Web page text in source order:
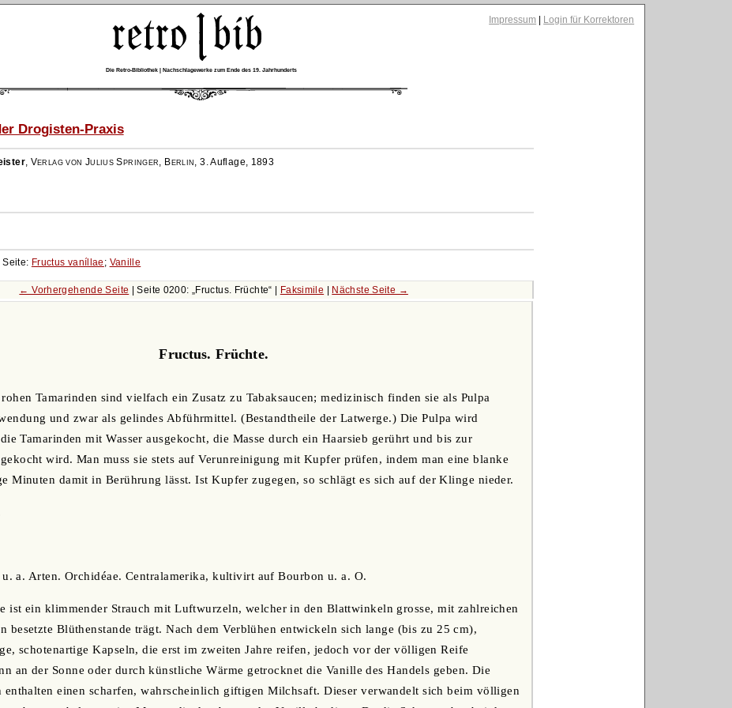
Impressum Login für Korrektoren
Die Retro-Bibliothek | Nachschlagewerke zum Ende des 19. Jahrhunderts
Drogisten-Praxis
, Verlag von Julius Springer, Berlin,3. Auflage, 1893
Seite: Fructus vaníllae ; Vanille
← Vorhergehende Seite | Seite 0200: Fructus. Früchte Faksimile Nächste Seite →
Fructus. Früchte.
Tamarinden sind vielfach ein Zusatz zu Tabaksaucen; medizinisch finden sie als Pulpa
und zwar als gelindes Abführmittel. (Bestandtheile der Latwerge.) Die Pulpa wird
Tamarinden mit Wasser ausgekocht, die Masse durch ein Haarsieb gerührt und bis zur
wird. Man muss sie stets auf Verunreinigung mit Kupfer prüfen, indem man eine blanke
Minuten damit in Berührung lässt. Ist Kupfer zugegen, so schlägt es sich auf der Klinge nieder.
a. Arten. Orchidéae. Centralamerika, kultivirt auf Bourbon u. a. O.
ist ein klimmender Strauch mit Luftwurzeln, welcher in den Blattwinkeln grosse, mit zahlreichen
besetzte Blüthenstande trägt. Nach dem Verblühen entwickeln sich lange (bis zu 25 cm),
schotenartige Kapseln, die erst im zweiten Jahre reifen, jedoch vor der völligen Reife
an der Sonne oder durch künstliche Wärme getrocknet die Vanille des Handels geben. Die
enthalten einen scharfen, wahrscheinlich giftigen Milchsaft. Dieser verwandelt sich beim völligen